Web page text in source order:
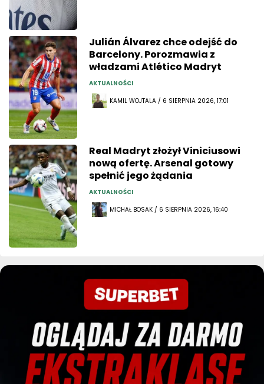
Julián Álvarez chce odejść do
Barcelony. Porozmawia z
władzami Atlético Madryt
AKTUALNOŚCI
KAMIL WOJTALA / 6 SIERPNIA 2026, 17:01
Real Madryt złożył Viniciusowi
nową ofertę. Arsenal gotowy
spełnić jego żądania
AKTUALNOŚCI
MICHAŁ BOSAK / 6 SIERPNIA 2026, 16:40